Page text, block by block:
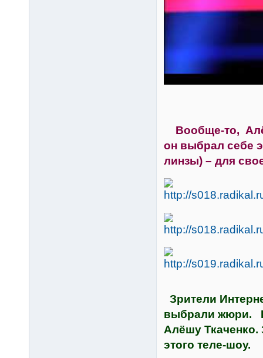
Вообще-то,
он выбрал себе
линзы) – для
Зрители
выбрали жюри. В
Алёшу
этого теле-